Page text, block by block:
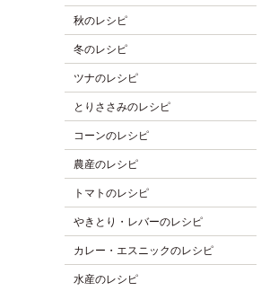
秋のレシピ
冬のレシピ
ツナのレシピ
とりささみのレシピ
コーンのレシピ
農産のレシピ
トマトのレシピ
やきとり・レバーのレシピ
カレー・エスニックのレシピ
水産のレシピ